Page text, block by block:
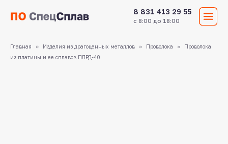
8 831 413 29 55
Главная Изделия из драгоценных металлов Проволока
Проволока
из платины и ее сплавов ПЛРД-40